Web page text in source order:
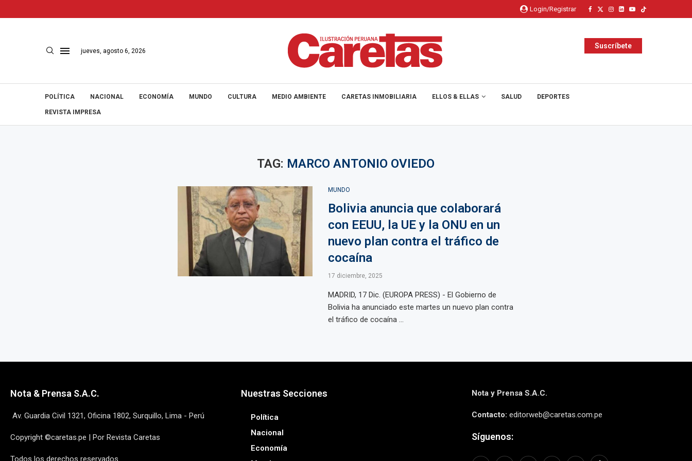
Login/Registrar
jueves, agosto 6, 2026
Suscríbete
POLÍTICA NACIONAL ECONOMÍA MUNDO CULTURA MEDIO AMBIENTE CARETAS INMOBILIARIA ELLOS & ELLAS SALUD DEPORTES
REVISTA IMPRESA
TAG: MARCO ANTONIO OVIEDO
MUNDO
Bolivia anuncia que colaborará
con EEUU, la UE y la ONU en un
nuevo plan contra el tráfico de
cocaína
17 diciembre, 2025
MADRID, 17 Dic. (EUROPA PRESS) - El Gobierno de
Bolivia ha anunciado este martes un nuevo plan contra
el tráfico de cocaína ...
Nota & Prensa S.A.C.
Av. Guardia Civil 1321, Oficina 1802, Surquillo, Lima - Perú
Copyright ©caretas.pe | Por Revista Caretas
Todos los derechos reservados
Nuestras Secciones
Política
Nacional
Economía
Nota y Prensa S.A.C.
Contacto: editorweb@caretas.com.pe
Síguenos: